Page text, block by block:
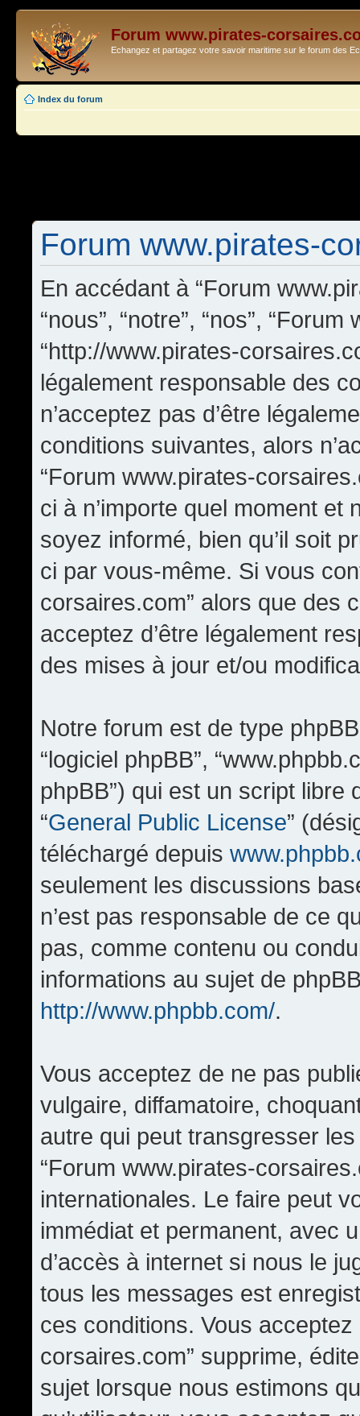
Forum www.pirates-
Echangez et partagez votre savoir maritime sur le forum des
Index du forum
Forum www.pirates-
En accédant à “Forum
“nous”, “notre”, “nos”,
“http://www.pirates-
légalement responsable des
n’acceptez pas d’être
conditions suivantes, alors
“Forum www.pirates-
ci à n’importe quel moment
soyez informé, bien qu’il soit
ci par vous-même. Si vous
corsaires.com” alors que des
acceptez d’être légalement
des mises à jour et/ou
Notre forum est de type phpBB
“logiciel phpBB”,
phpBB”) qui est un script
“General Public License”
téléchargé depuis
seulement les discussions
n’est pas responsable de ce
pas, comme contenu ou
informations au sujet de
http://www.phpbb.com/.
Vous acceptez de ne pas
vulgaire, diffamatoire,
autre qui peut transgresser
“Forum www.pirates-
internationales. Le faire peut
immédiat et permanent, avec
d’accès à internet si nous le
tous les messages est
ces conditions. Vous
corsaires.com” supprime,
sujet lorsque nous estimons